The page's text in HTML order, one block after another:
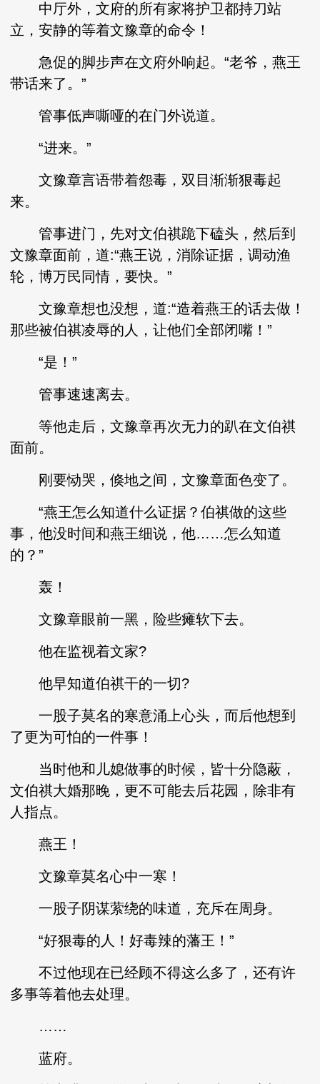
中厅外，文府的所有家将护卫都持刀站
立，安静的等着文豫章的命令！
急促的脚步声在文府外响起。“老爷，燕王
带话来了。”
管事低声嘶哑的在门外说道。
“进来。”
文豫章言语带着怨毒，双目渐渐狠毒起
来。
管事进门，先对文伯祺跪下磕头，然后到
文豫章面前，道:“燕王说，消除证据，调动渔
轮，博万民同情，要快。”
文豫章想也没想，道:“造着燕王的话去做！
那些被伯祺凌辱的人，让他们全部闭嘴！”
“是！”
管事速速离去。
等他走后，文豫章再次无力的趴在文伯祺
面前。
刚要恸哭，倏地之间，文豫章面色变了。
“燕王怎么知道什么证据？伯祺做的这些
事，他没时间和燕王细说，他……怎么知道
的？”
轰！
文豫章眼前一黑，险些瘫软下去。
他在监视着文家?
他早知道伯祺干的一切?
一股子莫名的寒意涌上心头，而后他想到
了更为可怕的一件事！
当时他和儿媳做事的时候，皆十分隐蔽，
文伯祺大婚那晚，更不可能去后花园，除非有
人指点。
燕王！
文豫章莫名心中一寒！
一股子阴谋萦绕的味道，充斥在周身。
“好狠毒的人！好毒辣的藩王！”
不过他现在已经顾不得这么多了，还有许
多事等着他去处理。
……
蓝府。